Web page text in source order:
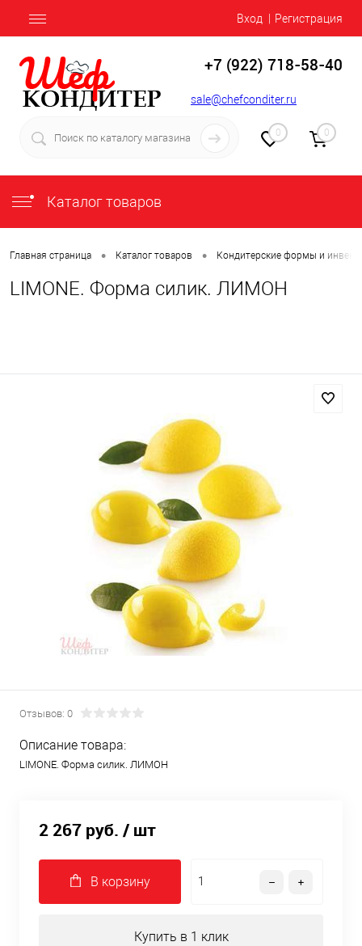
Вход Регистрация
+7 (922) 718-58-40
sale@chefconditer.ru
0 0
Каталог товаров
Главная страница • Каталог товаров • Кондитерские формы и
LIMONE. Форма силик. ЛИМОН
Отзывов: 0
Описание товара:
LIMONE. Форма силик. ЛИМОН
2 267 руб. / шт
В корзину
Купить в 1 клик